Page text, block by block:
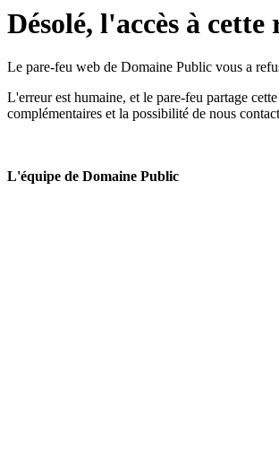
Désolé, l'accès à cette
Le pare-feu web de Domaine Public vous a
L'erreur est humaine, et le pare-feu partage
complémentaires et la possibilité de nous
L'équipe de Domaine Public